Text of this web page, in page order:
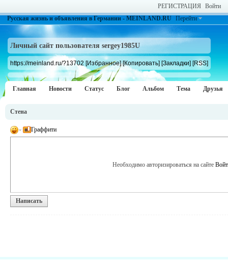
РЕГИСТРАЦИЯ Войти
Русская жизнь и объявления в Германии - MEINLAND.RU Перейти
Личный сайт пользователя sergey1985U
https://meinland.ru/?13702 [Избранное] [Копировать] [Закладки] [RSS]
Главная Новости Статус Блог Альбом Тема Друзья
Стена
Граффити
Необходимо авторизироваться на сайте
Написать